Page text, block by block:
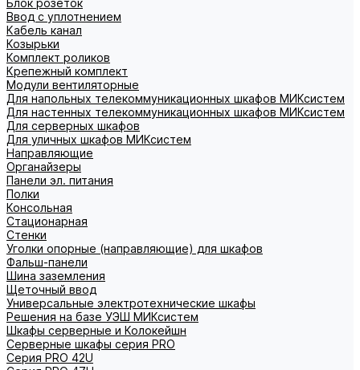
Блок розеток
Ввод с уплотнением
Кабель канал
Козырьки
Комплект роликов
Крепежный комплект
Модули вентиляторные
Для напольных телекоммуникационных шкафов МИКсистем
Для настенных телекоммуникационных шкафов МИКсистем
Для серверных шкафов
Для уличных шкафов МИКсистем
Направляющие
Органайзеры
Панели эл. питания
Полки
Консольная
Стационарная
Стенки
Уголки опорные (направляющие) для шкафов
Фальш-панели
Шина заземления
Щеточный ввод
Универсальные электротехнические шкафы
Решения на базе УЭШ МИКсистем
Шкафы серверные и Колокейшн
Серверные шкафы серия PRO
Серия PRO 42U